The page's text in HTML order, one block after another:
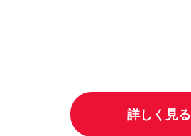
詳しく見る